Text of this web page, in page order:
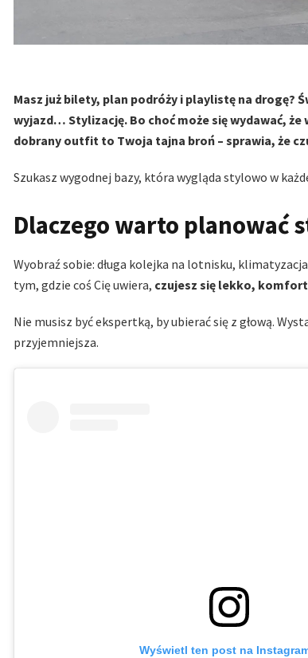
Masz już bilety, plan podróży i playlistę na drogę?
wyjazd… Stylizację. Bo choć może się wydawać,
dobrany outfit to Twoja tajna broń – sprawia, że
Szukasz wygodnej bazy, która wygląda stylowo w
Dlaczego warto planować
Wyobraź sobie: długa kolejka na lotnisku,
tym, gdzie coś Cię uwiera, czujesz się lekko,
Nie musisz być ekspertką, by ubierać się z głową.
przyjemniejsza.
Wyświetl ten post na